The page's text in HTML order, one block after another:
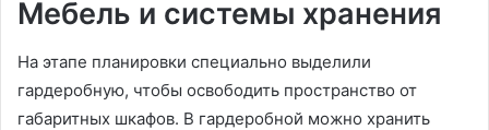
Мебель и системы хранения
На этапе планировки специально выделили
гардеробную, чтобы освободить пространство от
габаритных шкафов. В гардеробной можно хранить